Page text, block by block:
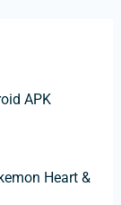
APK
Heart &